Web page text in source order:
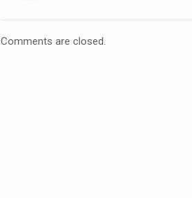
Comments are closed.